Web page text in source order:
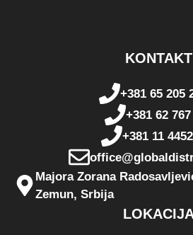
KONTAKT
+381 65 205
+381 62 767
+381 11
Majora Zorana
Zemun, Srbija